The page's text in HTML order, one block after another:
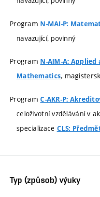
Program N-MAI-P:
navazující, povinný
Program N-AIM-A:
Mathematics,
ProgramC-AKR-P:
celoživotní vzdělávání v
specializace CLS:
Typ (způsob) výuky